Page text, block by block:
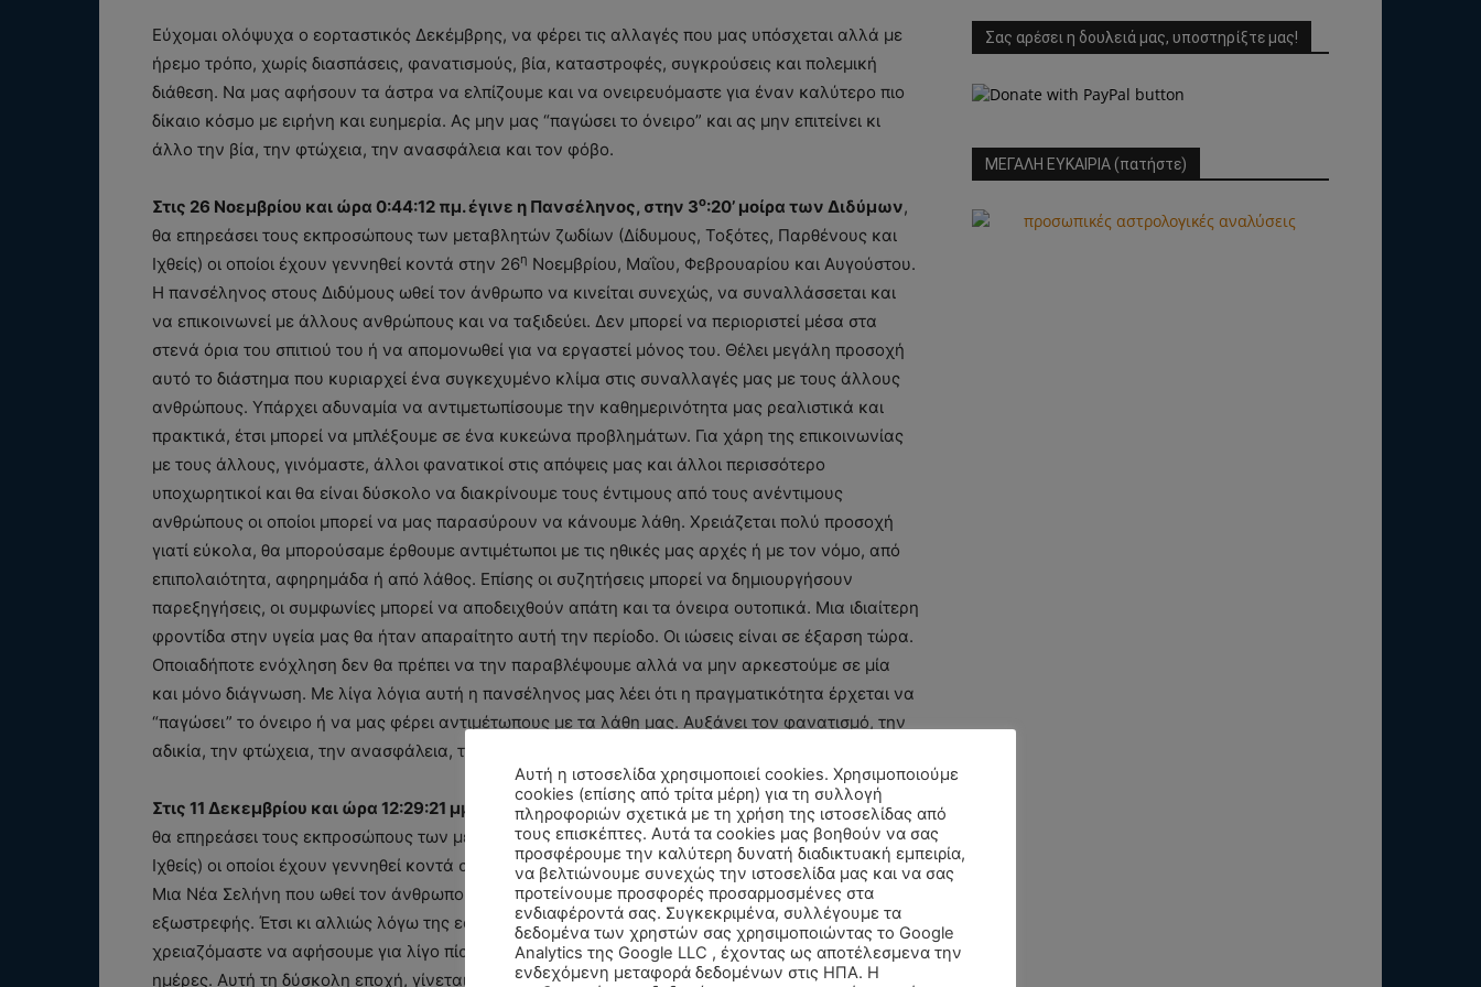
Εύχομαι ολόψυχα ο εορταστικός Δεκέμβρης, να φέρει τις αλλαγές που μας υπόσχεται αλλά με
ήρεμο τρόπο, χωρίς διασπάσεις, φανατισμούς, βία, καταστροφές, συγκρούσεις και πολεμική
διάθεση. Να μας αφήσουν τα άστρα να ελπίζουμε και να ονειρευόμαστε για έναν καλύτερο πιο
δίκαιο κόσμο με ειρήνη και ευημερία. Ας μην μας “παγώσει το όνειρο” και ας μην επιτείνει κι
άλλο την βία, την φτώχεια, την ανασφάλεια και τον φόβο.
Στις 26 Νοεμβρίου και ώρα 0:44:12 πμ. έγινε η Πανσέληνος, στην 3ο:20’ μοίρα των Διδύμων,
θα επηρεάσει τους εκπροσώπους των μεταβλητών ζωδίων (Δίδυμους, Τοξότες, Παρθένους και
Ιχθείς) οι οποίοι έχουν γεννηθεί κοντά στην 26η Νοεμβρίου, Μαΐου, Φεβρουαρίου και Αυγούστου.
Η πανσέληνος στους Διδύμους ωθεί τον άνθρωπο να κινείται συνεχώς, να συναλλάσσεται και
να επικοινωνεί με άλλους ανθρώπους και να ταξιδεύει. Δεν μπορεί να περιοριστεί μέσα στα
στενά όρια του σπιτιού του ή να απομονωθεί για να εργαστεί μόνος του. Θέλει μεγάλη προσοχή
αυτό το διάστημα που κυριαρχεί ένα συγκεχυμένο κλίμα στις συναλλαγές μας με τους άλλους
ανθρώπους. Υπάρχει αδυναμία να αντιμετωπίσουμε την καθημερινότητα μας ρεαλιστικά και
πρακτικά, έτσι μπορεί να μπλέξουμε σε ένα κυκεώνα προβλημάτων. Για χάρη της επικοινωνίας
με τους άλλους, γινόμαστε, άλλοι φανατικοί στις απόψεις μας και άλλοι περισσότερο
υποχωρητικοί και θα είναι δύσκολο να διακρίνουμε τους έντιμους από τους ανέντιμους
ανθρώπους οι οποίοι μπορεί να μας παρασύρουν να κάνουμε λάθη. Χρειάζεται πολύ προσοχή
γιατί εύκολα, θα μπορούσαμε έρθουμε αντιμέτωποι με τις ηθικές μας αρχές ή με τον νόμο, από
επιπολαιότητα, αφηρημάδα ή από λάθος. Επίσης οι συζητήσεις μπορεί να δημιουργήσουν
παρεξηγήσεις, οι συμφωνίες μπορεί να αποδειχθούν απάτη και τα όνειρα ουτοπικά. Μια ιδιαίτερη
φροντίδα στην υγεία μας θα ήταν απαραίτητο αυτή την περίοδο. Οι ιώσεις είναι σε έξαρση τώρα.
Οποιαδήποτε ενόχληση δεν θα πρέπει να την παραβλέψουμε αλλά να μην αρκεστούμε σε μία
και μόνο διάγνωση. Με λίγα λόγια αυτή η πανσέληνος μας λέει ότι η πραγματικότητα έρχεται να
“παγώσει” το όνειρο ή να μας φέρει αντιμέτωπους με τα λάθη μας. Αυξάνει τον φανατισμό, την
αδικία, την φτώχεια, την ανασφάλεια, την απογοήτευση και τις ασθένειες.
Στις 11 Δεκεμβρίου και ώρα 12:29:21 μμ. γίνεται η Νέα Σελήνη, στην 19ο :02’ μοίρα του Τοξότη,
θα επηρεάσει τους εκπροσώπους των μεταβλητών ζωδίων (Τοξότες, Διδύμους, Παρθένους και
Ιχθείς) οι οποίοι έχουν γεννηθεί κοντά στην 11
ηΔεκεμβρίου, Ιουνίου, Μαρτίου και Σεπτεμβρίου.
Μια Νέα Σελήνη που ωθεί τον άνθρωπο να γίνει πιο αισιόδοξος, πιο χαρούμενος, πιο
εξωστρεφής. Έτσι κι αλλιώς λόγω της εορταστικής ατμόσφαιρας των Χριστουγέννων,
χρειαζόμαστε να αφήσουμε για λίγο πίσω τα προβλήματα για να περάσουμε όμορφα αυτές τις
ημέρες. Αυτή τη δύσκολη εποχή, γίνεται επιτακτική η ανάγκη, όσο ποτέ άλλοτε, να έρθουμε πιο
Σας αρέσει η δουλειά μας, υποστηρίξτε μας!
ΜΕΓΑΛΗ ΕΥΚΑΙΡΙΑ (πατήστε)
Αυτή η ιστοσελίδα χρησιμοποιεί cookies. Χρησιμοποιούμε
cookies (επίσης από τρίτα μέρη) για τη συλλογή
πληροφοριών σχετικά με τη χρήση της ιστοσελίδας από
τους επισκέπτες. Αυτά τα cookies μας βοηθούν να σας
προσφέρουμε την καλύτερη δυνατή διαδικτυακή εμπειρία,
να βελτιώνουμε συνεχώς την ιστοσελίδα μας και να σας
προτείνουμε προσφορές προσαρμοσμένες στα
ενδιαφέροντά σας. Συγκεκριμένα, συλλέγουμε τα
δεδομένα των χρηστών σας χρησιμοποιώντας το Google
Analytics της Google LLC , έχοντας ως αποτέλεσμενα την
ενδεχόμενη μεταφορά δεδομένων στις ΗΠΑ. Η